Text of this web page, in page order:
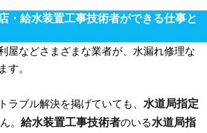
・給水装置工事技術者ができる仕事と
屋などさまざまな業者が、水漏れ修理な
す。
ラブル解決を掲げていても、水道局指定
。給水装置工事技術者のいる水道局指